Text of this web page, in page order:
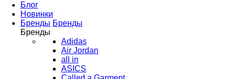
Блог
Новинки
Бренды Бренды
Бренды
Adidas
Air Jordan
all in
ASICS